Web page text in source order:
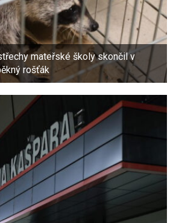
mateřské školy skončil v
rošťák